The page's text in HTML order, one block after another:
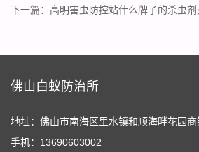
下一篇： 高明害虫防控站什么牌子的杀虫
佛山白蚁防治所
地址：佛山市南海区里水镇和顺海畔花园商
手机：13690603002